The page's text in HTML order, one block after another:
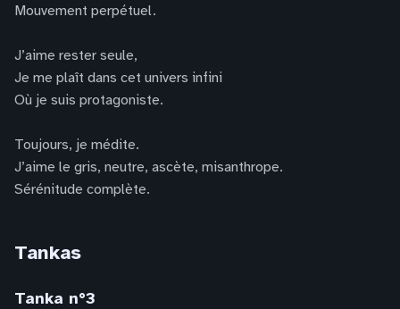
Mouvement perpétuel.
J’aime rester seule,
Je me plaît dans cet univers infini
Où je suis protagoniste.
Toujours, je médite.
J’aime le gris, neutre, ascète, misanthrope.
Sérénitude complète.
Tankas
Tanka n°3